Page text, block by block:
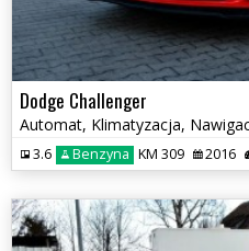
Dodge Challenger
Automat, Klimatyzacja,
3.6 Benzyna KM 309 2016